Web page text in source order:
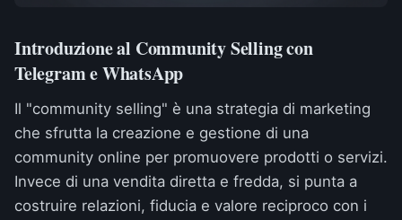
Introduzione al Community Selling con
Telegram e WhatsApp
Il "community selling" è una strategia di marketing
che sfrutta la creazione e gestione di una
community online per promuovere prodotti o servizi.
Invece di una vendita diretta e fredda, si punta a
costruire relazioni, fiducia e valore reciproco con i